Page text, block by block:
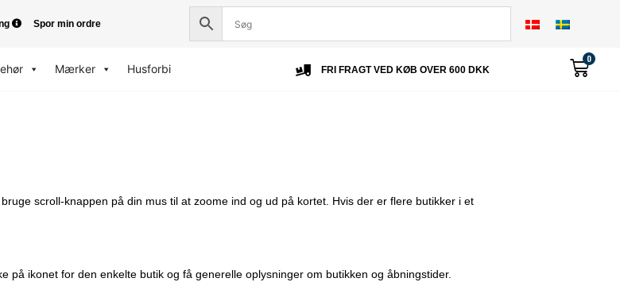
Spor min ordre
Mærker Husforbi FRI FRAGT VED KØB OVER 600 DKK
0
scroll-knappen på din mus til at zoome ind og ud på kortet. Hvis der er flere butikker i et
ikonet for den enkelte butik og få generelle oplysninger om butikken og åbningstider.